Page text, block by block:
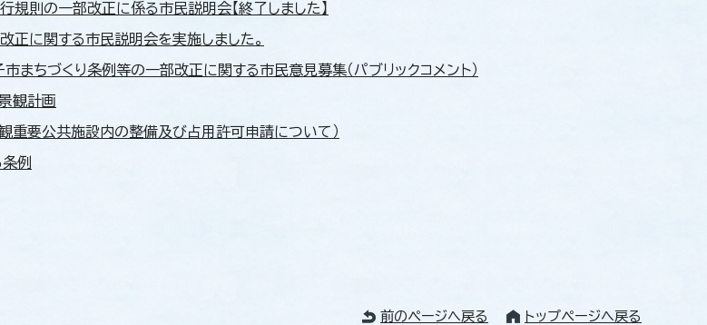
規則の一部改正に係る市民説明会【終了しました】
正に関する市民説明会を実施しました。
市まちづくり条例等の一部改正に関する市民意見募集（パブリックコメント）
観計画
観重要公共施設内の整備及び占用許可申請について）
例
前のページへ戻る トップページへ戻る